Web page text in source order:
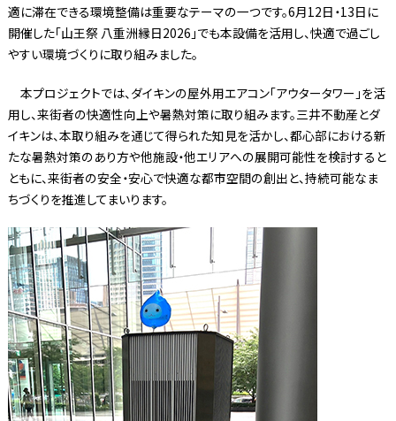
適に滞在できる環境整備は重要なテーマの一つです。6月12日・13日に
開催した「山王祭 八重洲縁日2026」でも本設備を活用し、快適で過ごし
やすい環境づくりに取り組みました。
本プロジェクトでは、ダイキンの屋外用エアコン「アウタータワー」を活
用し、来街者の快適性向上や暑熱対策に取り組みます。三井不動産とダ
イキンは、本取り組みを通じて得られた知見を活かし、都心部における新
たな暑熱対策のあり方や他施設・他エリアへの展開可能性を検討すると
ともに、来街者の安全・安心で快適な都市空間の創出と、持続可能なま
ちづくりを推進してまいります。